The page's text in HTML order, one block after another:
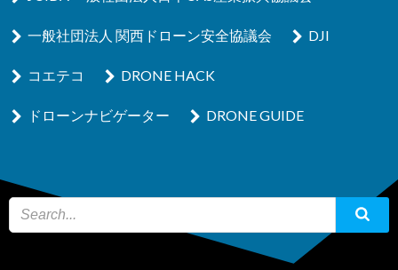
一般社団法人 関西ドローン安全協議会 DJI
コエテコ DRONE HACK
ドローンナビゲーター DRONE GUIDE